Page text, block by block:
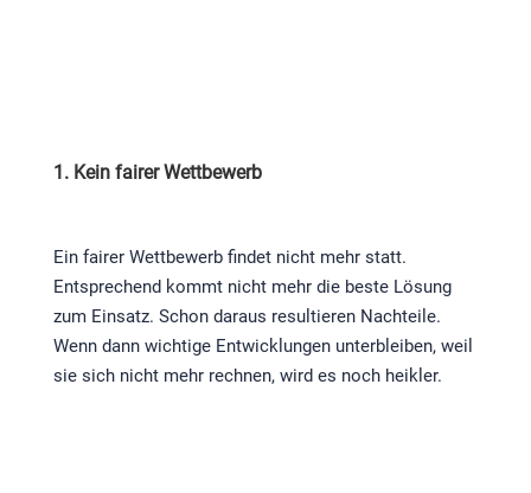
1. Kein fairer Wettbewerb
Ein fairer Wettbewerb findet nicht mehr statt.
Entsprechend kommt nicht mehr die beste Lösung
zum Einsatz. Schon daraus resultieren Nachteile.
Wenn dann wichtige Entwicklungen unterbleiben, weil
sie sich nicht mehr rechnen, wird es noch heikler.